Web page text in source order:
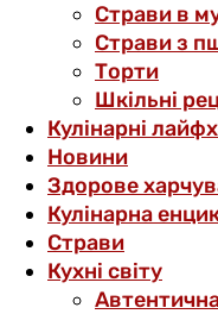
Страви в
Страви з
Торти
Шкільні
Кулінарні
Новини
Здорове
Кулінарна
Страви
Кухні світу